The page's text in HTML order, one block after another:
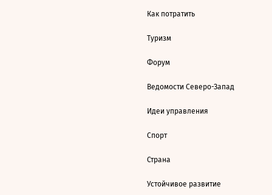
Как потратить
Туризм
Форум
Ведомости Северо-Запад
Идеи управления
Спорт
Страна
Устойчивое развитие